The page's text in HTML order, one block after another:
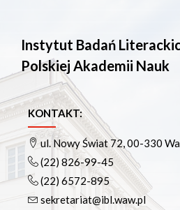
Instytut Badań
Polskiej Akademii Nauk
KONTAKT:
ul. Nowy Świat 72, 00-330
(22) 826-99-45
(22) 6572-895
sekretariat@ibl.waw.pl